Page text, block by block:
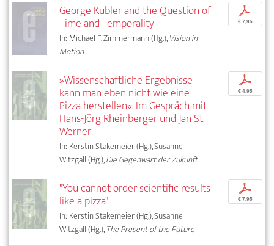
George Kubler and the Question of
Time and Temporality
In: Michael F. Zimmermann (Hg.),Vision in
Motion
p
€ 7,95
»Wissenschaftliche Ergebnisse
kann man eben nicht wie eine
Pizza herstellen«. Im Gespräch mit
Hans-Jörg Rheinberger und Jan St.
Werner
In: Kerstin Stakemeier (Hg.), Susanne
Witzgall (Hg.),Die Gegenwart der Zukunft
p
€ 4,95
"You cannot order scientific results
like a pizza"
In: Kerstin Stakemeier (Hg.), Susanne
Witzgall (Hg.),The Present of the Future
p
€ 7,95